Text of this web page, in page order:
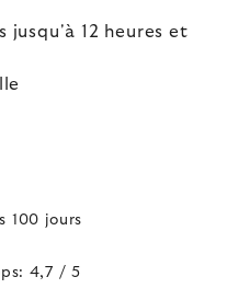
jusqu'à 12 heures et
100 jours
4,7 / 5